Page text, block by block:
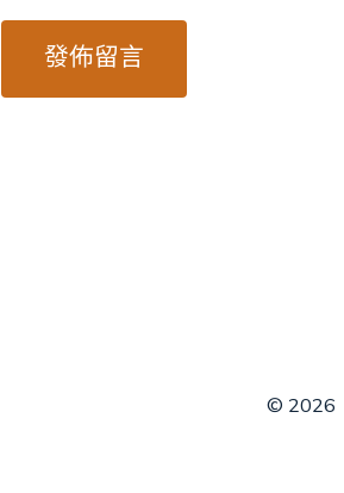
© 2026